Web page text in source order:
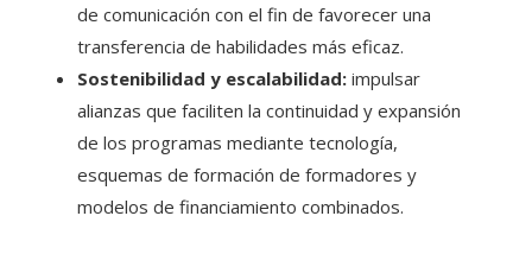
de comunicación con el fin de favorecer una
transferencia de habilidades más eficaz.
Sostenibilidad y escalabilidad: impulsar
alianzas que faciliten la continuidad y expansión
de los programas mediante tecnología,
esquemas de formación de formadores y
modelos de financiamiento combinados.